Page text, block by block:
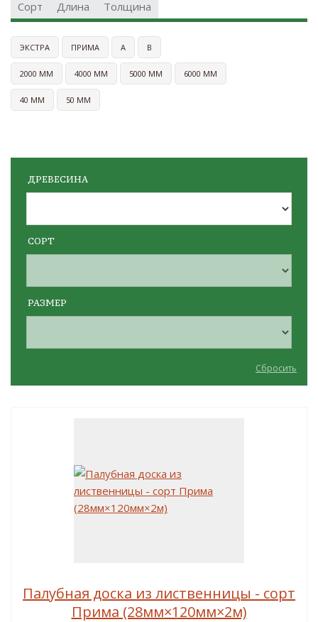
Сорт Длина Толщина
ЭКСТРА ПРИМА A B
2000 ММ 4000 ММ 5000 ММ 6000 ММ
40 ММ 50 ММ
ДРЕВЕСИНА
СОРТ
РАЗМЕР
Сбросить
Палубная доска из лиственницы - сорт
Прима (28мм×120мм×2м)